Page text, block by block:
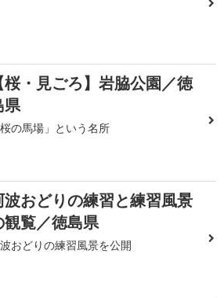
桜・見ごろ】岩脇公園／徳
県
桜の馬場」という名所
波おどりの練習と練習風景
観覧／徳島県
おどりの練習風景を公開